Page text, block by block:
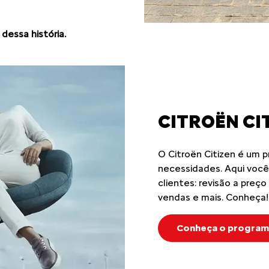
história.
CITROËN
O Citroën Citizen é um
necessidades. Aqui
clientes: revisão a
vendas e mais. Conheça!
Conheça o